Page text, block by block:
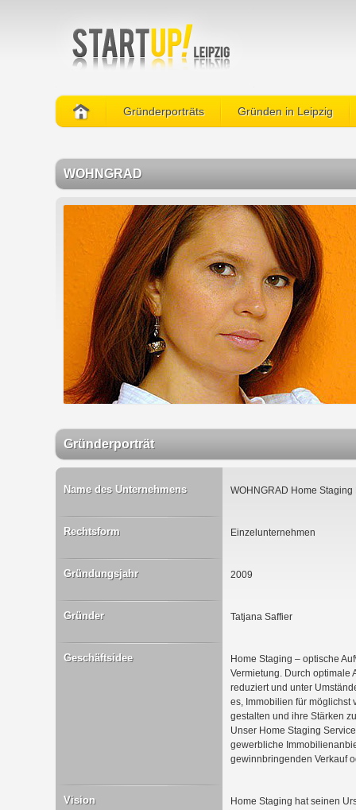
Gründerporträts Gründen in Leipzig
WOHNGRAD
Gründerporträt
Name des Unternehmens WOHNGRAD Home Staging
Rechtsform Einzelunternehmen
Gründungsjahr 2009
Gründer Tatjana Saffier
Geschäftsidee
Home Staging – optische
Vermietung. Durch optimale
reduziert und unter
es, Immobilien für möglichst
gestalten und ihre Stärken
Unser Home Staging
gewerbliche
gewinnbringenden Verkauf
Vision
Home Staging hat seinen